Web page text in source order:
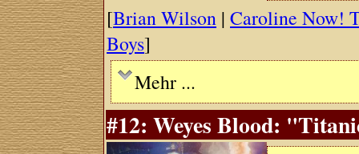
[Brian Wilson |Caroline Now!
Boys]
Mehr ...
#12: Weyes Blood: